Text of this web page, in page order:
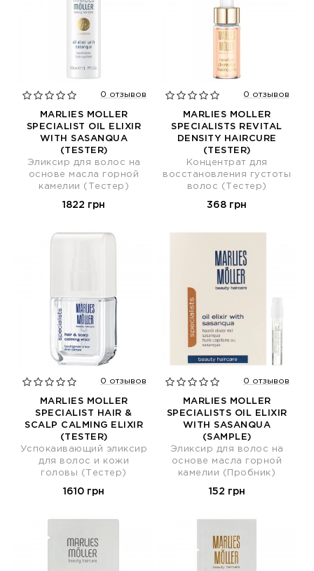
0 отзывов
MARLIES MOLLER
SPECIALIST OIL ELIXIR
WITH SASANQUA
(TESTER)
Эликсир для волос на
основе масла горной
камелии (Тестер)
1822 грн
0 отзывов
MARLIES MOLLER
SPECIALISTS REVITAL
DENSITY HAIRCURE
(TESTER)
Концентрат для
восстановления густоты
волос (Тестер)
368 грн
0 отзывов
MARLIES MOLLER
SPECIALIST HAIR &
SCALP CALMING ELIXIR
(TESTER)
Успокаивающий эликсир
для волос и кожи
головы (Тестер)
1610 грн
0 отзывов
MARLIES MOLLER
SPECIALISTS OIL ELIXIR
WITH SASANQUA
(SAMPLE)
Эликсир для волос на
основе масла горной
камелии (Пробник)
152 грн